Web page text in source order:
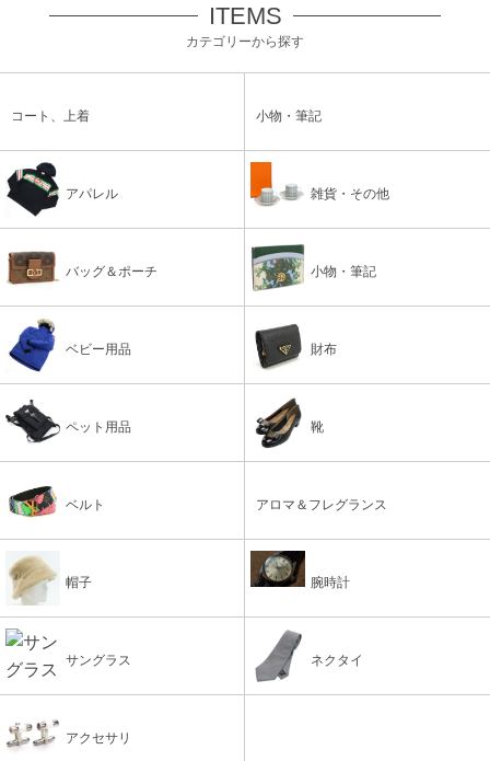
ITEMS
カテゴリーから探す
コート、上着 小物・筆記
アパレル 雑貨・その他
バッグ＆ポーチ 小物・筆記
ベビー用品 財布
ペット用品 靴
ベルト アロマ＆フレグランス
帽子 腕時計
サングラス ネクタイ
アクセサリ